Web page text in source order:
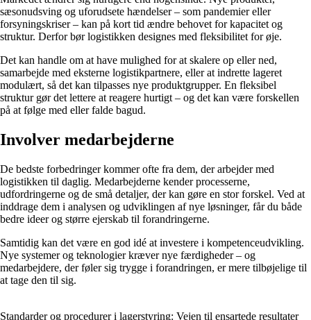
sæsonudsving og uforudsete hændelser – som pandemier eller
forsyningskriser – kan på kort tid ændre behovet for kapacitet og
struktur. Derfor bør logistikken designes med fleksibilitet for øje.
Det kan handle om at have mulighed for at skalere op eller ned,
samarbejde med eksterne logistikpartnere, eller at indrette lageret
modulært, så det kan tilpasses nye produktgrupper. En fleksibel
struktur gør det lettere at reagere hurtigt – og det kan være forskellen
på at følge med eller falde bagud.
Involver medarbejderne
De bedste forbedringer kommer ofte fra dem, der arbejder med
logistikken til daglig. Medarbejderne kender processerne,
udfordringerne og de små detaljer, der kan gøre en stor forskel. Ved at
inddrage dem i analysen og udviklingen af nye løsninger, får du både
bedre ideer og større ejerskab til forandringerne.
Samtidig kan det være en god idé at investere i kompetenceudvikling.
Nye systemer og teknologier kræver nye færdigheder – og
medarbejdere, der føler sig trygge i forandringen, er mere tilbøjelige til
at tage den til sig.
Standarder og procedurer i lagerstyring: Vejen til ensartede resultater